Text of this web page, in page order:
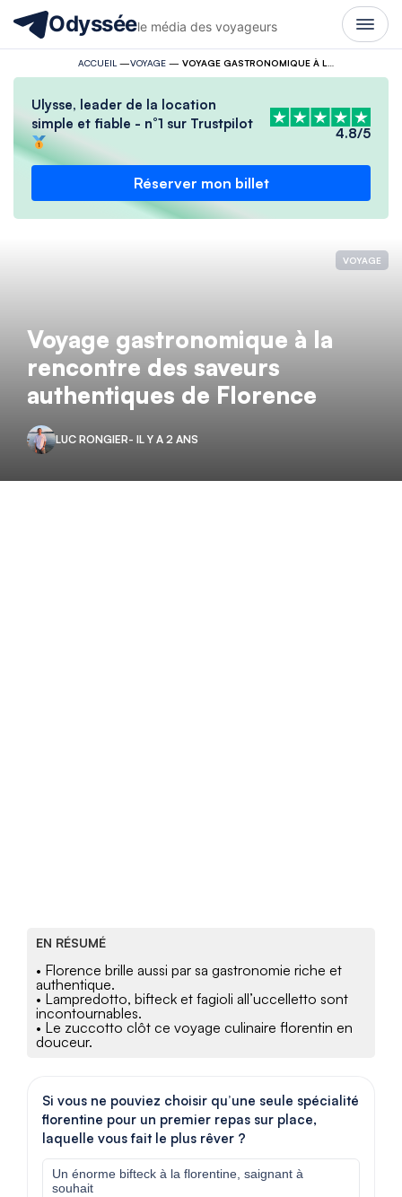
Odysséele média des voyageurs
ACCUEIL —VOYAGE—
Ulysse, leader de la location
simple et fiable - n°1 sur Trustpilot
4.8/5
Réserver mon billet
VOYAGE
Voyage gastronomique à la
rencontre des saveurs
authentiques de Florence
LUC RONGIER- IL Y A 2 ANS
EN RÉSUMÉ
• Florence brille aussi par sa gastronomie riche et
authentique.
• Lampredotto, bifteck et fagioli all’uccelletto sont
incontournables.
• Le zuccotto clôt ce voyage culinaire florentin en
douceur.
Si vous ne pouviez choisir qu’une seule spécialité
florentine pour un premier repas sur place,
laquelle vous fait le plus rêver ?
Un énorme bifteck à la florentine, saignant à
souhait